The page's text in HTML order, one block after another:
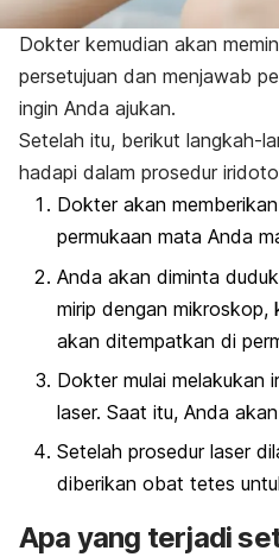
Dokter kemudian akan
persetujuan dan menjawab
ingin Anda ajukan.
Setelah itu, berikut langkah-
hadapi dalam prosedur
Dokter akan memberikan
permukaan mata Anda
Anda akan diminta
mirip dengan mikroskop,
akan ditempatkan di
Dokter mulai melakukan
laser. Saat itu, Anda
Setelah prosedur laser
diberikan obat tetes
Apa yang terjadi